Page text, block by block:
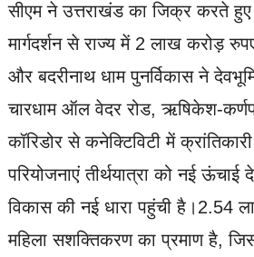
सीएम ने उत्तराखंड का जिक्र करते
मार्गदर्शन से राज्य में 2 लाख करोड़
और बदरीनाथ धाम पुनर्विकास ने
चारधाम ऑल वेदर रोड, ऋषिकेश-
कॉरिडोर से कनेक्टिविटी में
परियोजनाएं तीर्थयात्रा को नई
विकास की नई धारा पहुंची है।2.54
महिला सशक्तिकरण का प्रमाण है,